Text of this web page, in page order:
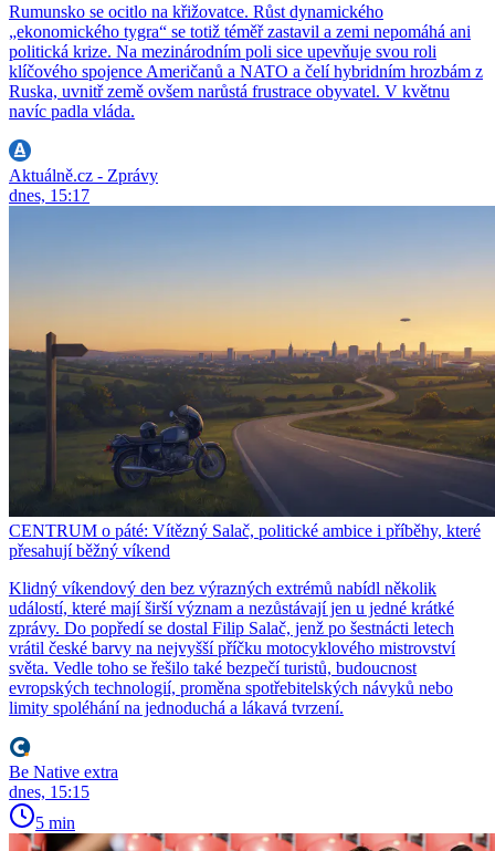
Rumunsko se ocitlo na křižovatce. Růst dynamického
„ekonomického tygra“ se totiž téměř zastavil a zemi nepomáhá ani
politická krize. Na mezinárodním poli sice upevňuje svou roli
klíčového spojence Američanů a NATO a čelí hybridním hrozbám z
Ruska, uvnitř země ovšem narůstá frustrace obyvatel. V květnu
navíc padla vláda.
Aktuálně.cz - Zprávy
dnes, 15:17
CENTRUM o páté: Vítězný Salač, politické ambice i příběhy, které
přesahují běžný víkend
Klidný víkendový den bez výrazných extrémů nabídl několik
událostí, které mají širší význam a nezůstávají jen u jedné krátké
zprávy. Do popředí se dostal Filip Salač, jenž po šestnácti letech
vrátil české barvy na nejvyšší příčku motocyklového mistrovství
světa. Vedle toho se řešilo také bezpečí turistů, budoucnost
evropských technologií, proměna spotřebitelských návyků nebo
limity spoléhání na jednoduchá a lákavá tvrzení.
Be Native extra
dnes, 15:15
5 min